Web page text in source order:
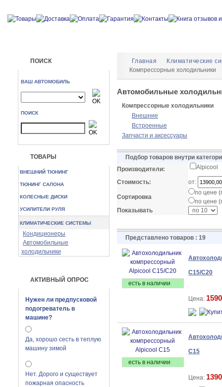
ПОИСК
ВАШ АВТОМОБИЛЬ
ПОИСК
ТОВАРЫ
ВНЕШНИЙ ТЮНИНГ
ТЮНИНГ САЛОНА
КОЛЕСНЫЕ ДИСКИ
УСИЛИТЕЛИ РУЛЯ
КЛИМАТИЧЕСКИЕ СИСТЕМЫ
Кондиционеры
Автомобильные
холодильники
АКТИВНЫЙ ОПРОС
Нужен ли предпусковой
подогреватель в
машине?
Да, хорошо сесть в теплую
машину зимой
Нет. Дорого и существует
пожарная опасность
Главная
Климатические
Компрессорные холодильники
Автомобильные
Компрессорные холодильники
Внешние
Встроенные
Запчасти и аксессуары
Подбор товаров внутри
Производители:
Alpicool
Стоимость: от:
Сортировка
по цене
по цене
Показывать
Представлено товаров : 19
есть в наличии
C15/C20
Цена:
есть в наличии
C15
Цена: